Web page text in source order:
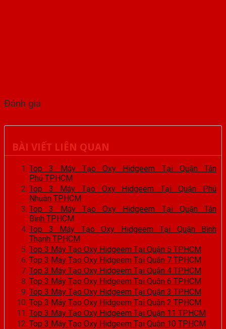
Đánh giá
BÀI VIẾT LIÊN QUAN
Top 3 Máy Tạo Oxy Hidgeem Tại Quận Tân
Phú TPHCM
Top 3 Máy Tạo Oxy Hidgeem Tại Quận Phú
Nhuận TPHCM
Top 3 Máy Tạo Oxy Hidgeem Tại Quận Tân
Bình TPHCM
Top 3 Máy Tạo Oxy Hidgeem Tại Quận Bình
Thạnh TPHCM
Top 3 Máy Tạo Oxy Hidgeem Tại Quận 5 TPHCM
Top 3 Máy Tạo Oxy Hidgeem Tại Quận 7 TPHCM
Top 3 Máy Tạo Oxy Hidgeem Tại Quận 4 TPHCM
Top 3 Máy Tạo Oxy Hidgeem Tại Quận 6 TPHCM
Top 3 Máy Tạo Oxy Hidgeem Tại Quận 3 TPHCM
Top 3 Máy Tạo Oxy Hidgeem Tại Quận 2 TPHCM
Top 3 Máy Tạo Oxy Hidgeem Tại Quận 11 TPHCM
Top 3 Máy Tạo Oxy Hidgeem Tại Quận 10 TPHCM